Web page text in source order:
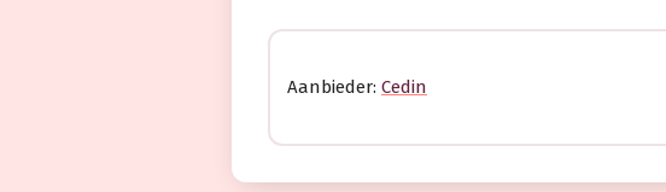
Aanbieder: Cedin